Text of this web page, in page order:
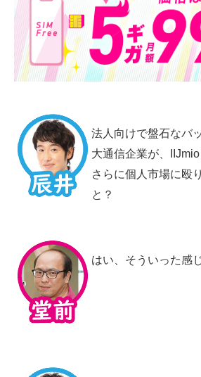
法人向けで盤石なバ
大通信企業が、
さらに個人市場に殴
と？
はい、そういった感